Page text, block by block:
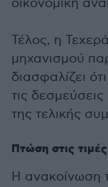
οικονομική
Τέλος, η
μηχανισμού
διασφαλίζει
τις
της τελικής
Πτώση στις
Η ανακοίνωση